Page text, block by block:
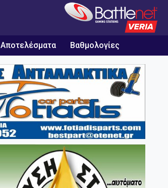
Αποτελέσματα Βαθμολογίες